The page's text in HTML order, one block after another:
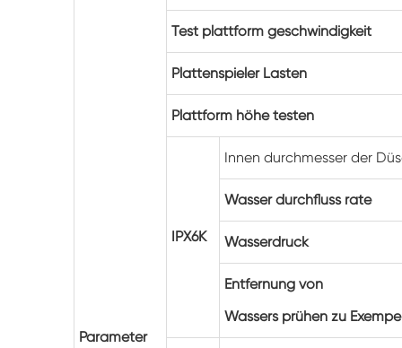
Parameter
Test plattform geschwindigkeit
Plattenspieler Lasten
Plattform höhe testen
IPX6K
Innen durchmesser der
Wasser durchfluss rate
Wasserdruck
Entfernung von
Wassers prühen zu